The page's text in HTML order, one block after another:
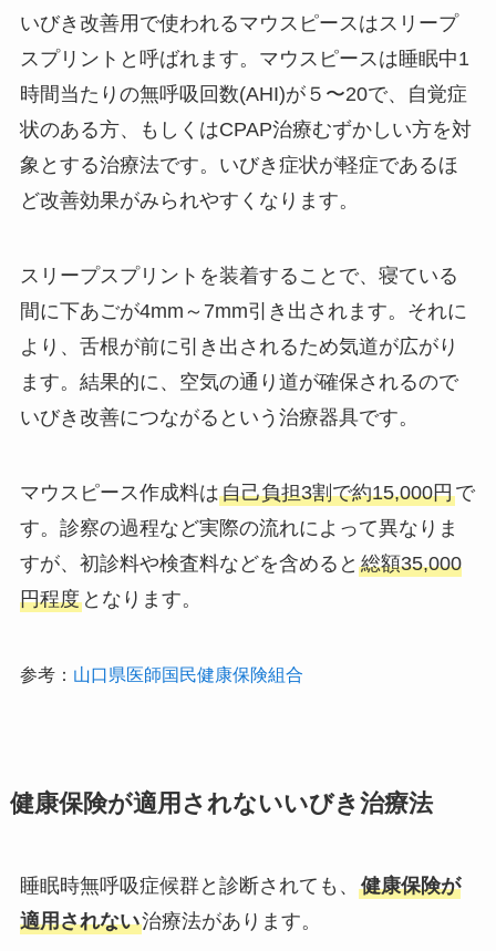
いびき改善用で使われるマウスピースはスリープ
スプリントと呼ばれます。マウスピースは睡眠中1
時間当たりの無呼吸回数(AHI)が５〜20で、自覚症
状のある方、もしくはCPAP治療むずかしい方を対
象とする治療法です。いびき症状が軽症であるほ
ど改善効果がみられやすくなります。
スリープスプリントを装着することで、寝ている
間に下あごが4mm～7mm引き出されます。それに
より、舌根が前に引き出されるため気道が広がり
ます。結果的に、空気の通り道が確保されるので
いびき改善につながるという治療器具です。
マウスピース作成料は自己負担3割で約15,000円で
す。診察の過程など実際の流れによって異なりま
すが、初診料や検査料などを含めると 総額35,000
円程度となります。
参考： 山口県医師国民健康保険組合
健康保険が適用されないいびき治療法
睡眠時無呼吸症候群と診断されても、 健康保険が
適用されない治療法があります。